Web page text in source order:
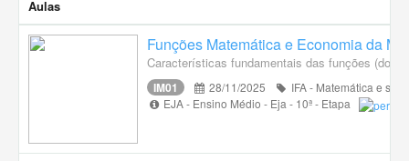
Aulas
Funções Matemática e Economia da
Características fundamentais das funções
IM01 28/11/2025
IFA - Matemática e
EJA - Ensino Médio - Eja - 10ª - Etapa